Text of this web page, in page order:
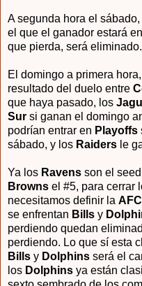
A segunda hora el sábado,
el que el ganador estará en
que pierda, será eliminado.
El domingo a primera
resultado del duelo entre
que haya pasado, los
Sur si ganan el domingo
podrían entrar en Playoffs
sábado, y los Raiders le
Ya los Ravens son el
Browns el #5, para cerrar
necesitamos definir la
se enfrentan Bills y
perdiendo quedan
perdiendo. Lo que sí esta
Bills y Dolphins será el
los Dolphins ya están